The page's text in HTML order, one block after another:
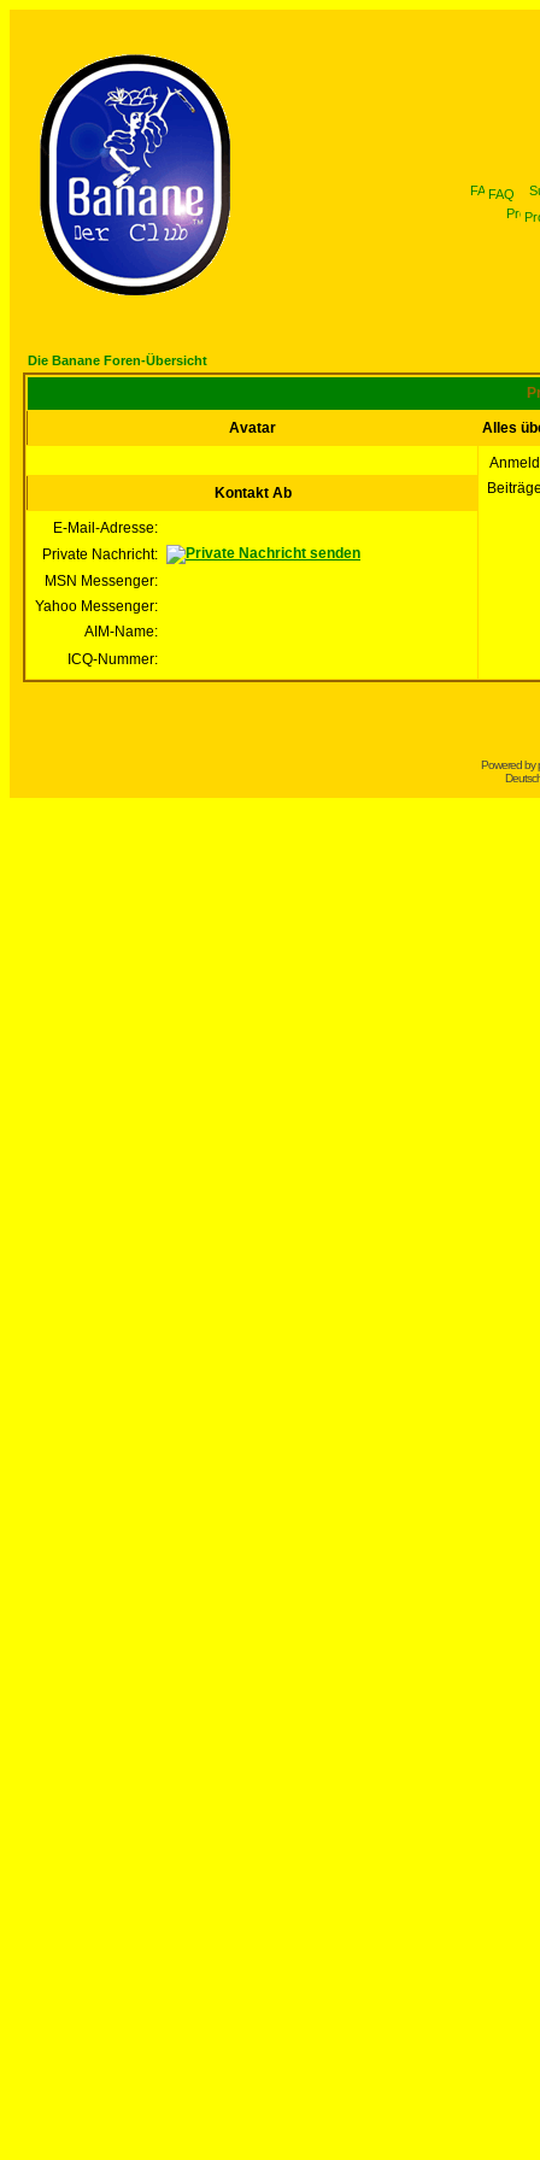
FAQ
Die Banane Foren-Übersicht
Avatar Alles
Kontakt Ab
E-Mail-Adresse:
Private Nachricht:
MSN Messenger:
Yahoo Messenger:
AIM-Name:
ICQ-Nummer:
Powered by